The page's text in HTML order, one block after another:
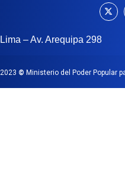
Lima – Av. Arequipa 298
2023 © Ministerio del Poder Popular